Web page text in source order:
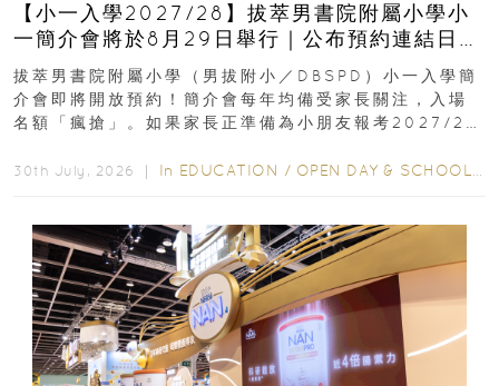
【小一入學2027/28】拔萃男書院附屬小學小
一簡介會將於8月29日舉行｜公布預約連結日期
｜更設有網上重溫
拔萃男書院附屬小學（男拔附小／DBSPD）小一入學簡
介會即將開放預約！簡介會每年均備受家長關注，入場
名額「瘋搶」。如果家長正準備為小朋友報考2027/28
30th July, 2026 ｜ In EDUCATION / OPEN DAY & SCHOOL EVENTS